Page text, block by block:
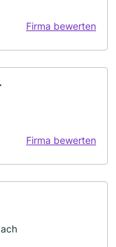
Firma bewerten
Firma bewerten